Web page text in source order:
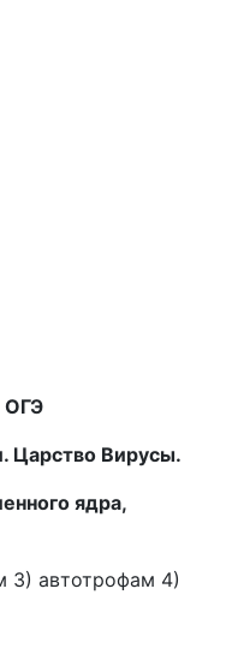
ОГЭ
Царство Вирусы.
ядра,
3) автотрофам 4)